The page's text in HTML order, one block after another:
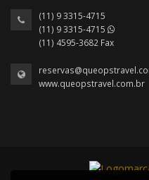
(11) 9 3315-4715
(11) 9 3315-4715
(11) 4595-3682 Fax
www.queopstravel.com.br